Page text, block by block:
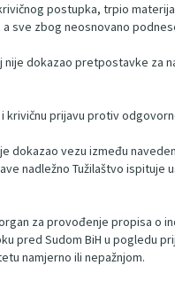
postupka, trpio
a sve zbog neosnovano
dokazao pretpostavke
krivičnu prijavu protiv
dokazao vezu između
nadležno Tužilaštvo ispituje
za provođenje propisa o
pred Sudom BiH u pogledu
namjerno ili nepažnjom.